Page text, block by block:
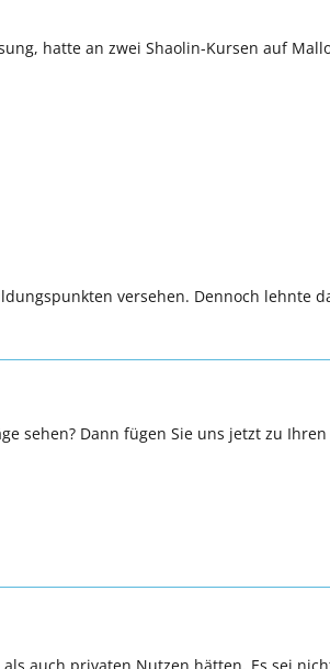
hatte an zwei Shaolin-Kursen auf
versehen. Dennoch lehnte
sehen? Dann fügen Sie uns jetzt zu Ihren